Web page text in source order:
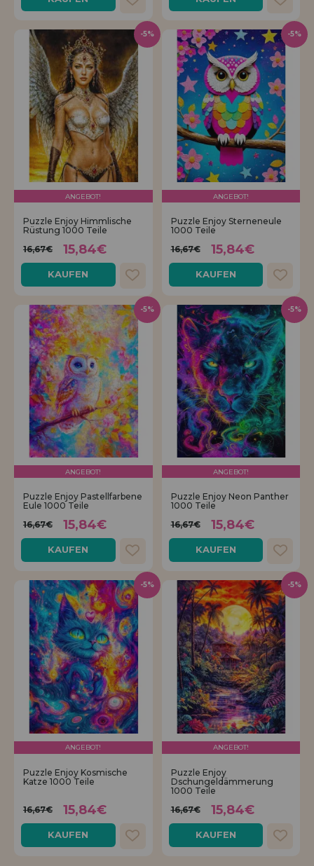
ANGEBOT!
Puzzle Enjoy Himmlische
Rüstung 1000 Teile
16,67€
15,84€
KAUFEN
-5%
ANGEBOT!
Puzzle Enjoy Sterneneule
1000 Teile
16,67€
15,84€
KAUFEN
-5%
ANGEBOT!
Puzzle Enjoy Pastellfarbene
Eule 1000 Teile
16,67€
15,84€
KAUFEN
-5%
ANGEBOT!
Puzzle Enjoy Neon Panther
1000 Teile
16,67€
15,84€
KAUFEN
-5%
ANGEBOT!
Puzzle Enjoy Kosmische
Katze 1000 Teile
16,67€ 15,84€
KAUFEN
-5%
ANGEBOT!
Puzzle Enjoy
Dschungeldämmerung
1000 Teile
16,67€
15,84€
KAUFEN
-5%